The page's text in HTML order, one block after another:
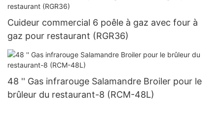
Cuideur commercial 6 poêle à gaz avec four à
gaz pour restaurant (RGR36)
48 '' Gas infrarouge Salamandre Broiler pour le
brûleur du restaurant-8 (RCM-48L)